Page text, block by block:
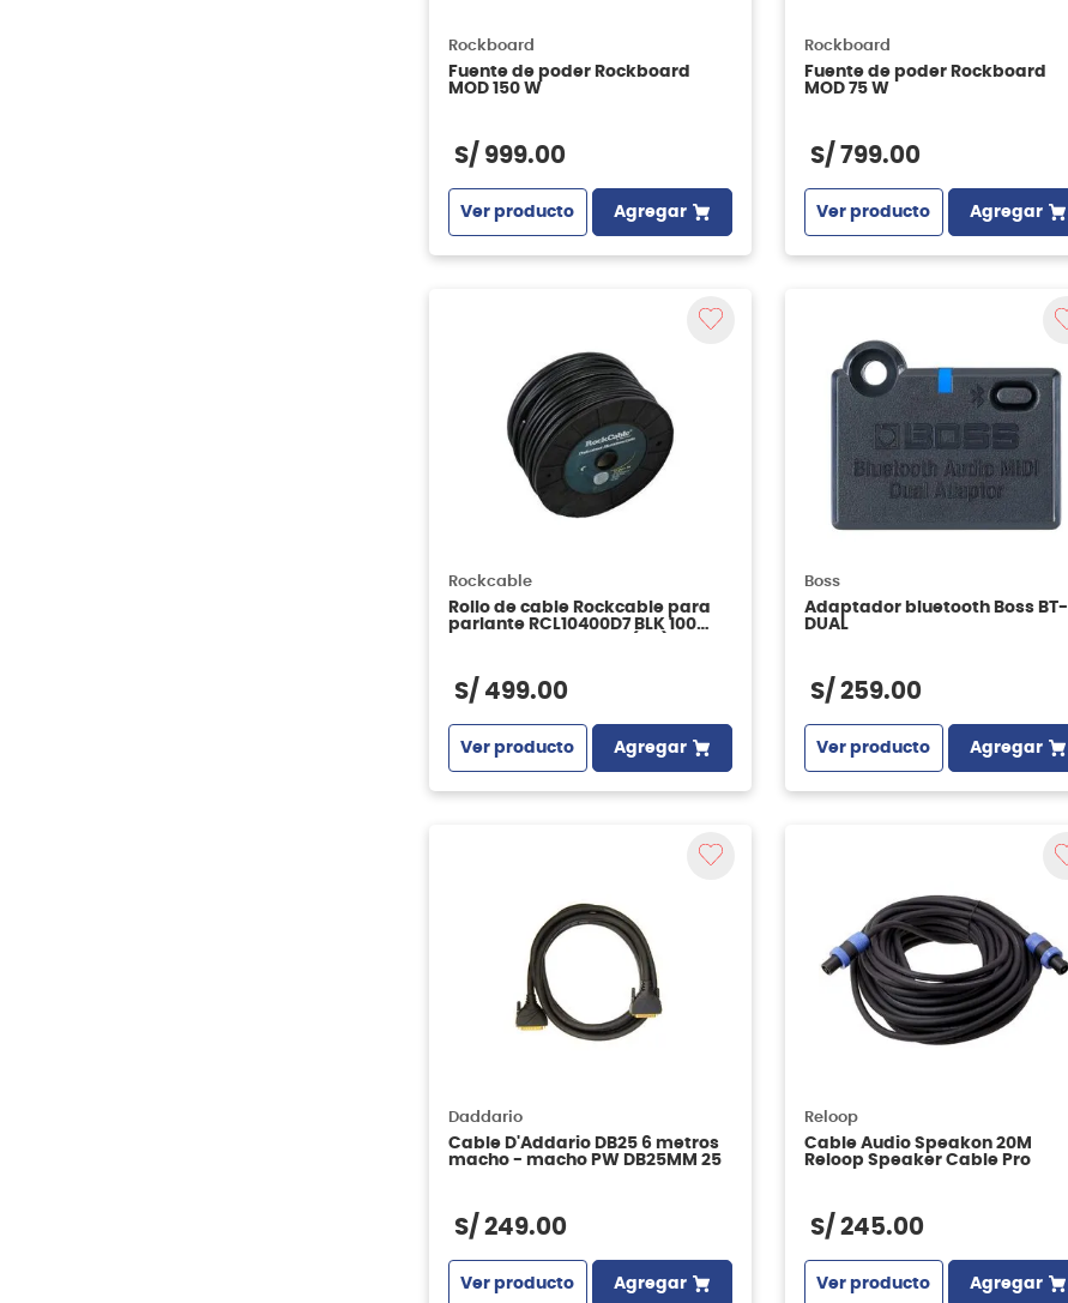
Rockboard
Fuente de poder Rockboard
MOD 150 W
S/ 999.00
Ver producto Agregar
Rockboard
Fuente de poder Rockboard
MOD 75 W
S/ 799.00
Ver producto Agregar
Rockcable
Rollo de cable Rockcable para
parlante RCL10400D7 BLK 100
S/ 499.00
Ver producto Agregar
Boss
Adaptador bluetooth Boss BT-
DUAL
S/ 259.00
Ver producto Agregar
Daddario
Cable D'Addario DB25 6 metros
macho - macho PW DB25MM 25
S/ 249.00
Ver producto Agregar
Reloop
Cable Audio Speakon 20M
Reloop Speaker Cable Pro
S/ 245.00
Ver producto Agregar